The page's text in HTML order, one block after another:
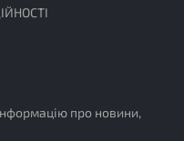
про новини,